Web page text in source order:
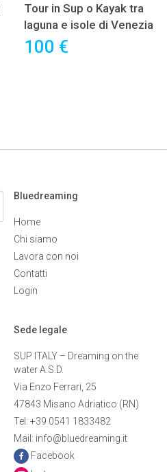
Tour in Sup o Kayak tra
laguna e isole di Venezia
100 €
Bluedreaming
Home
Chi siamo
Lavora con noi
Contatti
Login
Sede legale
SUP ITALY – Dreaming on the
water A.S.D.
Via Enzo Ferrari, 25
47843 Misano Adriatico (RN)
Tel: +39 0541 1833482
Mail: info@bluedreaming.it
Facebook